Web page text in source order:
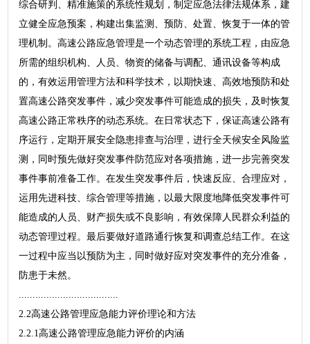
综合研判、精准施策的系统性规划，制定应急法律法规体系，建
立健全应急预案，构建出集监测、预防、处置、恢复于一体的管
理机制。高速公路应急管理是一个动态管理的系统工程，由应急
所需的组织机构、人员、物资的储备与调配、通讯设备等构成
的，有效运用管理方法和科学技术，以期快速、高效地预防和处
置高速公路突发事件，减少突发事件可能造成的损失，及时恢复
高速公路正常秩序的动态系统。在日常状态下，保证高速公路有
序运行，定期开展安全隐患排查与治理，进行全天候安全风险监
测，同时预先做好突发事件防范应对各项措施，进一步完善突发
事件事前准备工作。在发生突发事件后，快速反应、合理应对，
运用先进科技、综合管理等措施，以最大限度地降低突发事件可
能造成的人员、财产损失或不良影响，有效保障人民群众利益的
动态管理过程。最后要做好道路通行恢复和调查总结工作。在这
一过程中应当以预防为主，同时做好应对突发事件的充分准备，
防患于未然。
....................................
2.2高速公路管理应急能力评价理论和方法
2.2.1高速公路管理应急能力评价的内涵